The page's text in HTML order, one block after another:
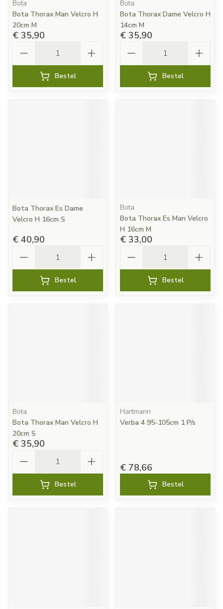
Bota
Bota Thorax Man Velcro H
20cm M
€ 35,90
Bestel
Bota
Bota Thorax Dame Velcro H
14cm M
€ 35,90
Bestel
Bota Thorax Es Dame
Velcro H 16cm S
€ 40,90
Bestel
Bota
Bota Thorax Es Man Velcro
H 16cm M
€ 33,00
Bestel
Bota
Bota Thorax Man Velcro H
20cm S
€ 35,90
Bestel
Hartmann
Verba 4 95-105cm 1 P/s
€ 78,66
Bestel